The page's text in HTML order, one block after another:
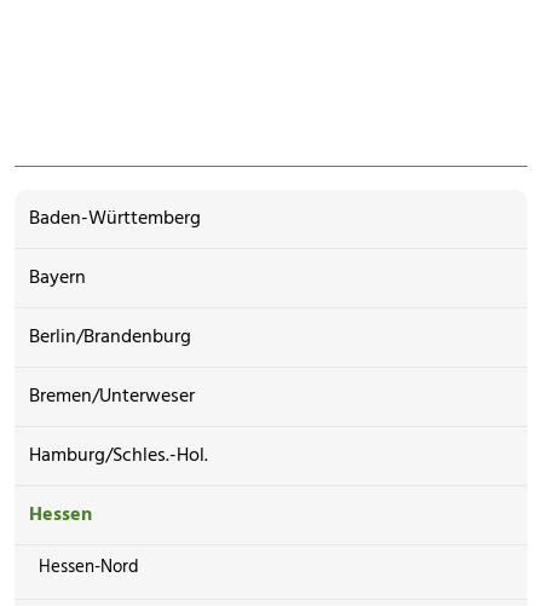
Baden-Württemberg
Bayern
Berlin/Brandenburg
Bremen/Unterweser
Hamburg/Schles.-Hol.
Hessen
Hessen-Nord